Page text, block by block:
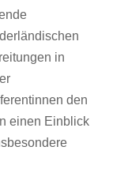
in
den
einen Einblick